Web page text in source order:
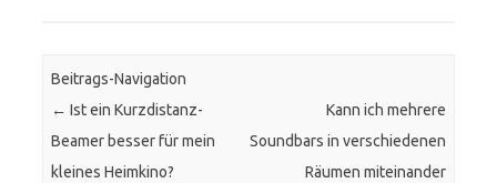
Beitrags-Navigation
← Ist ein Kurzdistanz-
Beamer besser für mein
kleines Heimkino?
Kann ich mehrere
Soundbars in verschiedenen
Räumen miteinander